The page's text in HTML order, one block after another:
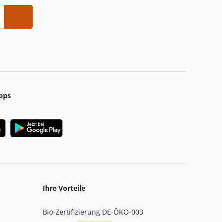
Ihre Vorteile
Bio-Zertifizierung DE-ÖKO-003